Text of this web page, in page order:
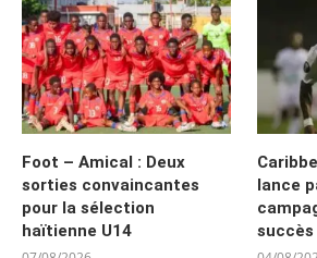
Foot – Amical : Deux
sorties convaincantes
pour la sélection
haïtienne U14
lance